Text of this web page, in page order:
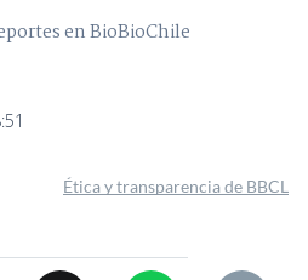
en BioBioChile
Ética y transparencia de BBCL